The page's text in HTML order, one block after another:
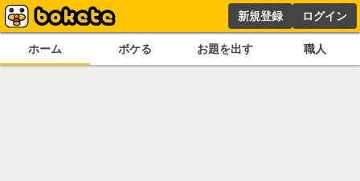
新規登録 ログイン
ホーム ボケる お題を出す 職人